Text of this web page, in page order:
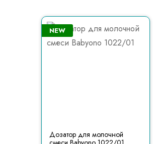
NEW
Дозатор для молочной